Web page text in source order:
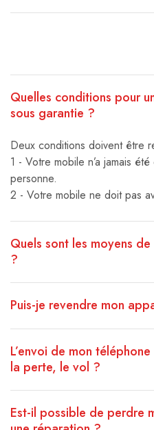
Quelles conditions pour
sous garantie ?
Deux conditions doivent être
1 - Votre mobile n’a jamais
personne.
2 - Votre mobile ne doit pas
Quels sont les moyens
?
Puis-je revendre mon
L’envoi de mon
la perte, le vol ?
Est-il possible de perdre